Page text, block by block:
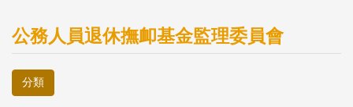
公務人員退休撫卹基金監理委員會
分類